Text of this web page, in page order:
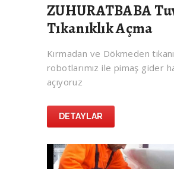
ZUHURATBABA
Tıkanıklık Açma
Kırmadan ve Dökmeden
robotlarımız ile pimaş gider
açıyoruz
DETAYLAR